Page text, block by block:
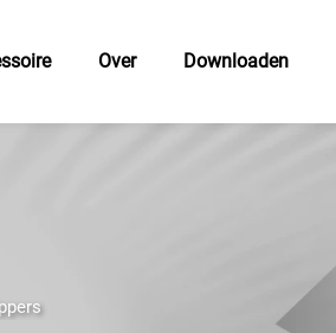
Over Downloaden